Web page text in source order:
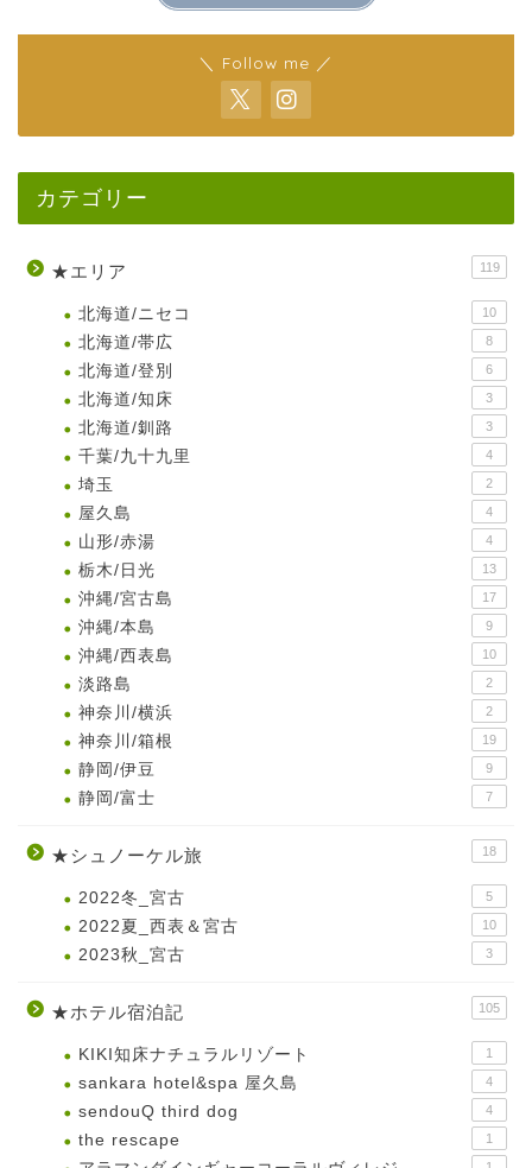
＼ Follow me ／
カテゴリー
★エリア 119
北海道/ニセコ 10
北海道/帯広 8
北海道/登別 6
北海道/知床 3
北海道/釧路 3
千葉/九十九里 4
埼玉 2
屋久島 4
山形/赤湯 4
栃木/日光 13
沖縄/宮古島 17
沖縄/本島 9
沖縄/西表島 10
淡路島 2
神奈川/横浜 2
神奈川/箱根 19
静岡/伊豆 9
静岡/富士 7
★シュノーケル旅 18
2022冬_宮古 5
2022夏_西表＆宮古 10
2023秋_宮古 3
★ホテル宿泊記 105
KIKI知床ナチュラルリゾート 1
sankara hotel&spa 屋久島 4
sendouQ third dog 4
the rescape 1